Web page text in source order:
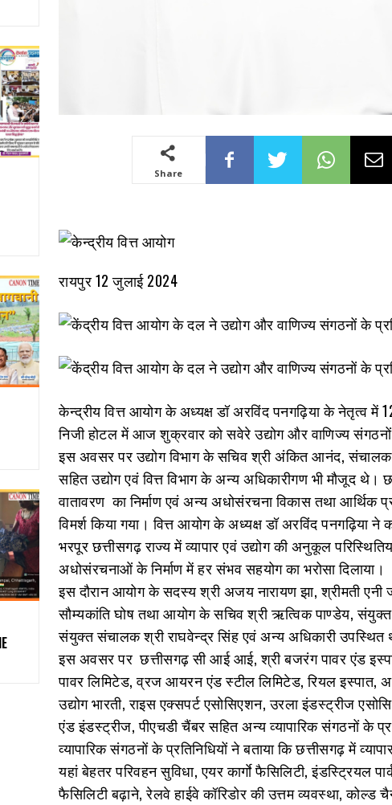
Share
रायपुर 12 जुलाई 2024
केन्द्रीय वित्त आयोग के अध्यक्ष डॉ अरविंद पनगढ़िया के नेतृत्व
निजी होटल में आज शुक्रवार को सवेरे उद्योग और वाणिज्य संगठनों
इस अवसर पर उद्योग विभाग के सचिव श्री अंकित आनंद,
सहित उद्योग एवं वित्त विभाग के अन्य अधिकारीगण भी मौजूद थे।
वातावरण का निर्माण एवं अन्य अधोसंरचना विकास तथा आर्थिक
विमर्श किया गया। वित्त आयोग के अध्यक्ष डॉ अरविंद पनगढ़िया
भरपूर छत्तीसगढ़ राज्य में व्यापार एवं उद्योग की अनुकूल
अधोसंरचनाओं के निर्माण में हर संभव सहयोग का भरोसा दिलाया।
इस दौरान आयोग के सदस्य श्री अजय नारायण झा, श्रीमती एनी
सौम्यकांति घोष तथा आयोग के सचिव श्री ऋत्विक पाण्डेय,
संयुक्त संचालक श्री राघवेन्द्र सिंह एवं अन्य अधिकारी उपस्थित
इस अवसर पर छत्तीसगढ़ सी आई आई, श्री बजरंग पावर एंड
पावर लिमिटेड, व्रज आयरन एंड स्टील लिमिटेड, रियल इस्पात,
उद्योग भारती, राइस एक्सपर्ट एसोसिएशन, उरला इंडस्ट्रीज
एंड इंडस्ट्रीज, पीएचडी चैंबर सहित अन्य व्यापारिक संगठनों के
व्यापारिक संगठनों के प्रतिनिधियों ने बताया कि छत्तीसगढ़ में
यहां बेहतर परिवहन सुविधा, एयर कार्गाे फैसिलिटी, इंडस्ट्रियल
फैसिलिटी बढ़ाने, रेलवे हाईवे कॉरिडोर की उत्तम व्यवस्था, कोल्ड